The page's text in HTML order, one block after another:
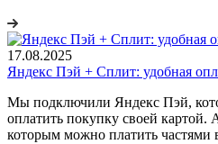
17.08.2025
Яндекс Пэй + Сплит: удобная
Мы подключили Яндекс Пэй,
оплатить покупку своей
которым можно платить частями